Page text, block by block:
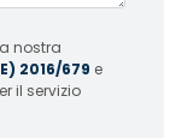
nostra
2016/679 e
il servizio